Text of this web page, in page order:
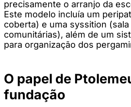
precisamente o arranjo da
Este modelo incluía um
coberta) e uma syssition
comunitárias), além de um
para organização dos
O papel de
fundação